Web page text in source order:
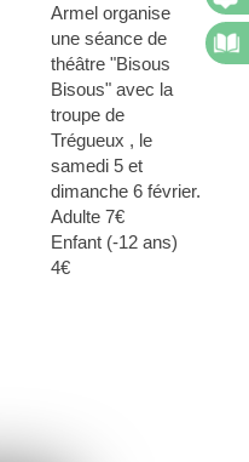
Armel organise
une séance de
théâtre "Bisous
Bisous" avec la
troupe de
Trégueux , le
samedi 5 et
dimanche 6 février.
Adulte 7€
Enfant (-12 ans)
4€